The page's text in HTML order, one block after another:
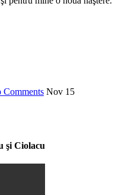
Comments Nov 15
şi Ciolacu